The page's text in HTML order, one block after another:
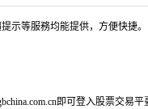
示等服務均能提供，方便快捷。
即可登入股票交易平